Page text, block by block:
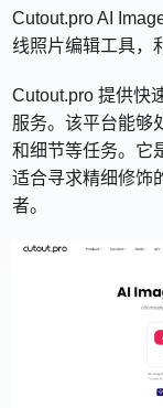
Cutout.pro AI
线照片编辑工具，
Cutout.pro 提供快
服务。该平台能够
和细节等任务。它
适合寻求精细修饰
者。